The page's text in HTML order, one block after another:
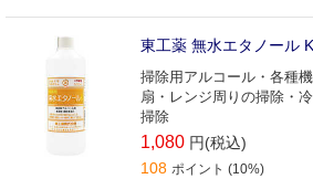
東工薬 無水エタノール
掃除用アルコール・各種
扇・レンジ周りの掃除・
掃除
1,080 円(税込)
108 ポイント (10%)